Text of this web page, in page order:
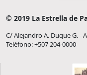
© 2019 La Estrella de
C/ Alejandro A. Duque G. -
Teléfono: +507 204-0000